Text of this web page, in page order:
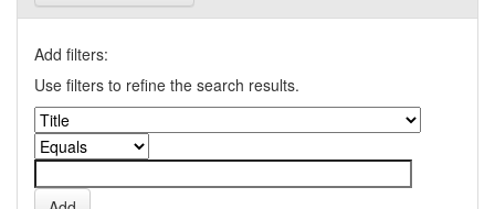
Add filters:
Use filters to refine the search results.